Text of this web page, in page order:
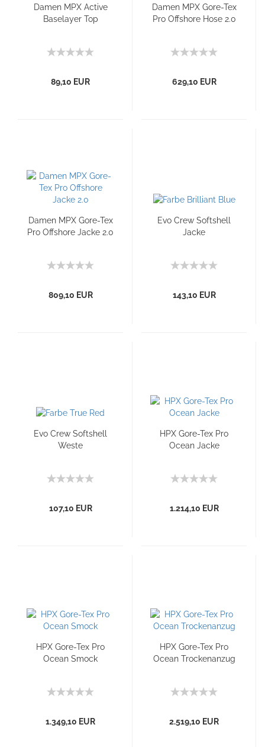
Damen MPX Active
Baselayer Top
89,10 EUR
Damen MPX Gore-Tex
Pro Offshore Hose 2.0
629,10 EUR
Damen MPX Gore-Tex
Pro Offshore Jacke 2.0
809,10 EUR
Evo Crew Softshell
Jacke
143,10 EUR
Evo Crew Softshell
Weste
107,10 EUR
HPX Gore-Tex Pro
Ocean Jacke
1.214,10 EUR
HPX Gore-Tex Pro
Ocean Smock
1.349,10 EUR
HPX Gore-Tex Pro
Ocean Trockenanzug
2.519,10 EUR